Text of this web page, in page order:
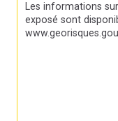
Les informations
exposé sont